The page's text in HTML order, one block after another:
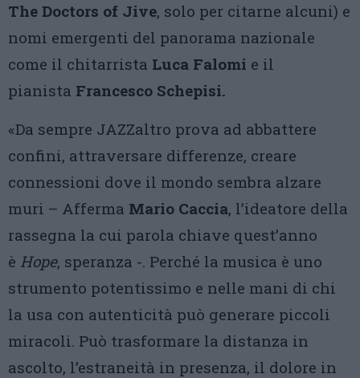
The Doctors of Jive, solo per citarne alcuni) e
nomi emergenti del panorama nazionale
come il chitarrista Luca Falomi e il
pianista Francesco Schepisi.
«Da sempre JAZZaltro prova ad abbattere
confini, attraversare differenze, creare
connessioni dove il mondo sembra alzare
muri – Afferma Mario Caccia, l’ideatore della
rassegna la cui parola chiave quest’anno
è Hope, speranza -. Perché la musica è uno
strumento potentissimo e nelle mani di chi
la usa con autenticità può generare piccoli
miracoli. Può trasformare la distanza in
ascolto, l’estraneità in presenza, il dolore in